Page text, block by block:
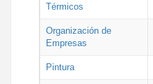
Térmicos
Organización de
Empresas
Pintura